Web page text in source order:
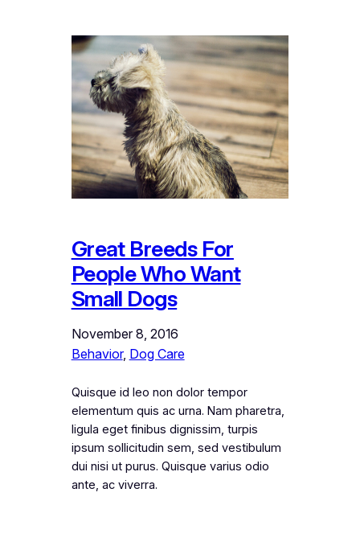
Great Breeds For
People Who Want
Small Dogs
November 8, 2016
Behavior, Dog Care
Quisque id leo non dolor tempor
elementum quis ac urna. Nam pharetra,
ligula eget finibus dignissim, turpis
ipsum sollicitudin sem, sed vestibulum
dui nisi ut purus. Quisque varius odio
ante, ac viverra.